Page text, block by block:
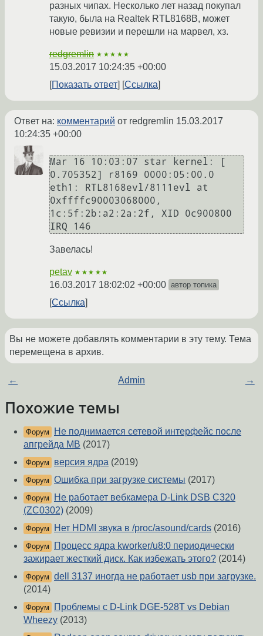
разных чипах. Несколько лет назад покупал
такую, была на Realtek RTL8168B, может
новые ревизии и перешли на марвел, хз.
redgremlin ★★★★★
15.03.2017 10:24:35 +00:00
Показать ответ
Ссылка
Ответ на: комментарий от redgremlin 15.03.2017
10:24:35 +00:00
Mar 16 10:03:07 star kernel: [
0.705352] r8169 0000:05:00.0
eth1: RTL8168evl/8111evl at
0xffffc90003068000,
1c:5f:2b:a2:2a:2f, XID 0c900800
Завелась!
petav ★★★★★
16.03.2017 18:02:02 +00:00 автор топика
Ссылка
Вы не можете добавлять комментарии в эту тему. Тема
перемещена в архив.
← Admin →
Похожие темы
Форум
Не поднимается сетевой интерфейс после
апгрейда MB (2017)
Форум версия ядра (2019)
Форум Ошибка при загрузке системы (2017)
Форум
Не работает вебкамера D-Link DSB C320
(ZC0302) (2009)
Форум Нет HDMI звука в /proc/asound/cards (2016)
Форум
Процесс ядра kworker/u8:0 периодически
зажирает жесткий диск. Как избежать этого? (2014)
Форум dell 3137 иногда не работает usb при загрузке.
(2014)
Форум
Проблемы с D-Link DGE-528T vs Debian
Wheezy (2013)